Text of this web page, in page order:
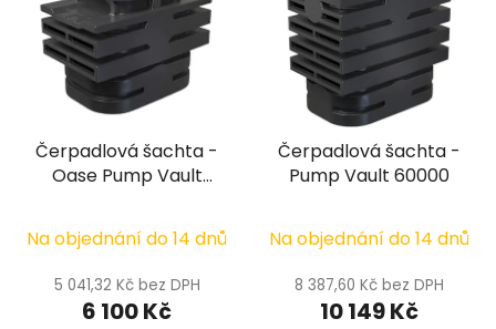
Čerpadlová šachta -
Oase Pump Vault
Na objednání do 14 dnů
5 041,32 Kč bez DPH
6 100 Kč
Čerpadlová šachta -
Pump Vault 60000
Na objednání do 14 dnů
8 387,60 Kč bez DPH
10 149 Kč